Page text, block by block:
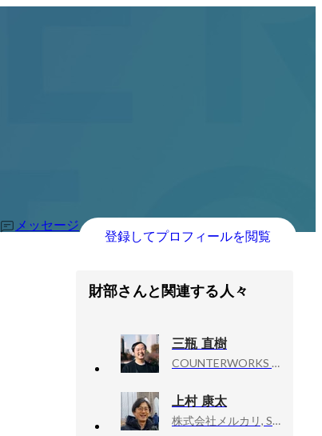
メッセージ
登録してプロフィールを閲覧
財部さんと関連する人々
三瓶 直樹
COUNTERWORKS inc, CEO
上村 康太
株式会社メルカリ, Senior Management strategy specialist